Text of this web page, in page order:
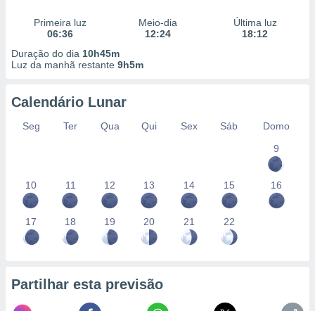
Primeira luz
06:36
Meio-dia
12:24
Última luz
18:12
Duração do dia 10h45m
Luz da manhã restante 9h5m
Calendário Lunar
Seg Ter Qua Qui Sex Sáb
Domo
9
10 11 12 13 14 15 16
17 18 19 20 21 22
Partilhar esta previsão